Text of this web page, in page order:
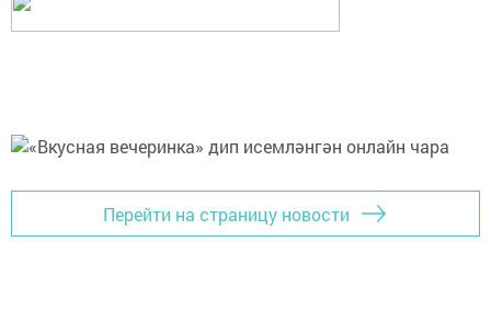
Перейти на страницу новости